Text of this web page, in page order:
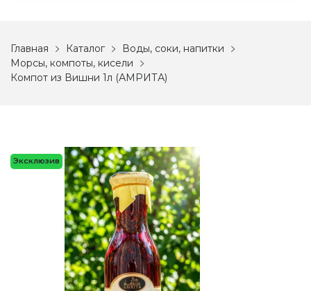
Главная Каталог
Воды, соки, напитки
Морсы, компоты, кисели
Компот из Вишни 1л (АМРИТА)
Эксклюзив